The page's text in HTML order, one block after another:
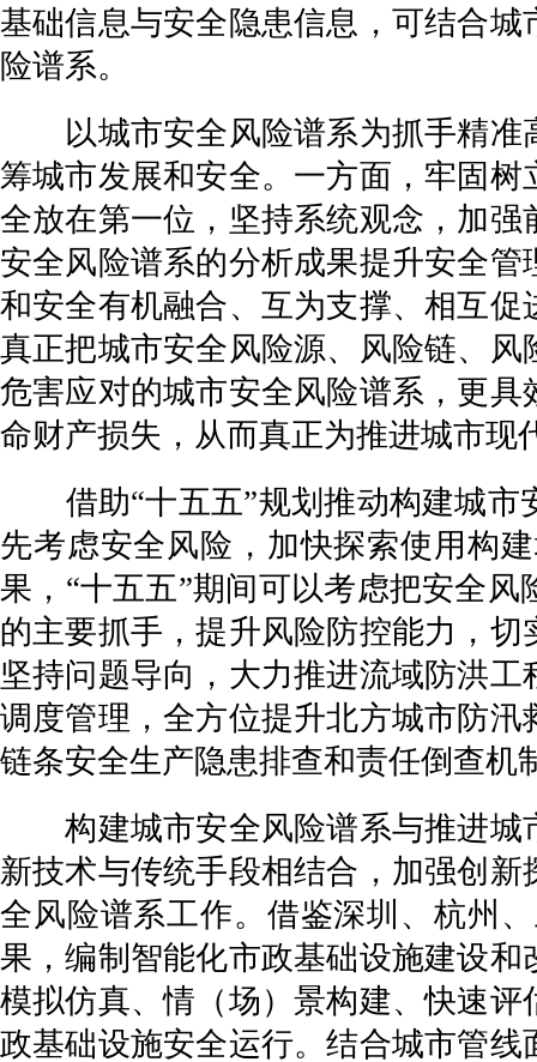
基础信息与安全隐患信息，可结合
险谱系。
以城市安全风险谱系为抓手精准
筹城市发展和安全。一方面，牢固
全放在第一位，坚持系统观念，加
安全风险谱系的分析成果提升安全
和安全有机融合、互为支撑、相互
真正把城市安全风险源、风险链、
危害应对的城市安全风险谱系，更
命财产损失，从而真正为推进城市现
借助“十五五”规划推动构建城市
先考虑安全风险，加快探索使用构
果，“十五五”期间可以考虑把安全
的主要抓手，提升风险防控能力，
坚持问题导向，大力推进流域防洪
调度管理，全方位提升北方城市防
链条安全生产隐患排查和责任倒查机
构建城市安全风险谱系与推进城
新技术与传统手段相结合，加强创
全风险谱系工作。借鉴深圳、杭州
果，编制智能化市政基础设施建设
模拟仿真、情（场）景构建、快速
政基础设施安全运行。结合城市管